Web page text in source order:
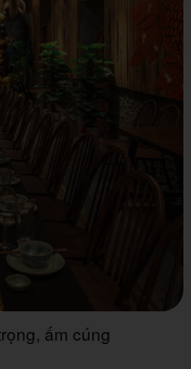
ấm cúng